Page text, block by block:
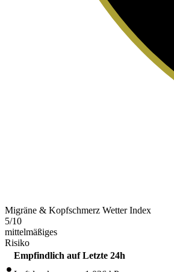
Migräne & Kopfschmerz Wetter Index
5/10
mittelmäßiges
Risiko
Empfindlich auf Letzte 24h